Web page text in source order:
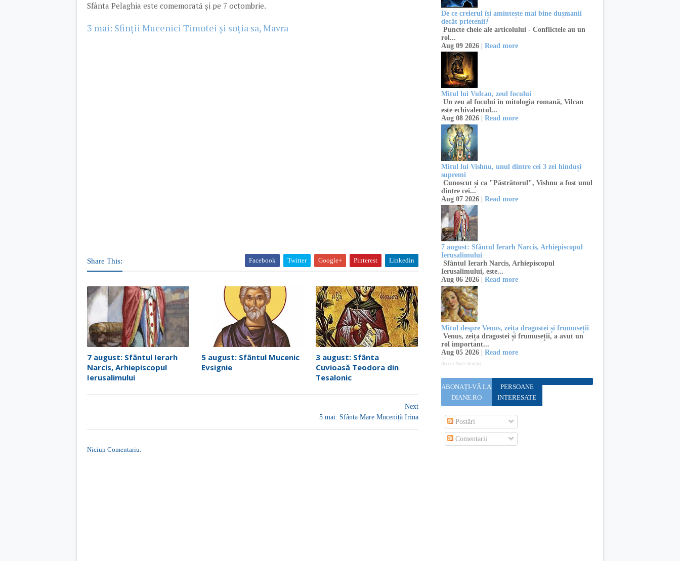
Sfânta Pelaghia este comemorată și pe 7 octombrie.
3 mai: Sfinții Mucenici Timotei și soția sa, Mavra
Share This: Facebook Twitter Google+ Pinterest Linkedin
7 august: Sfântul Ierarh
Narcis, Arhiepiscopul
Ierusalimului
5 august: Sfântul Mucenic
Evsignie
3 august: Sfânta
Cuvioasă Teodora din
Tesalonic
Next
5 mai: Sfânta Mare Muceniță Irina
Niciun Comentariu:
De ce creierul își amintește mai bine dușmanii
decât prietenii?
Puncte cheie ale articolului - Conflictele au un
rol...
Aug 09 2026 | Read more
Mitul lui Vulcan, zeul focului
Un zeu al focului în mitologia romană, Vilcan
este echivalentul...
Aug 08 2026 | Read more
Mitul lui Vishnu, unul dintre cei 3 zei hinduși
supremi
Cunoscut și ca "Păstrătorul", Vishnu a fost unul
dintre cei...
Aug 07 2026 | Read more
7 august: Sfântul Ierarh Narcis, Arhiepiscopul
Ierusalimului
Sfântul Ierarh Narcis, Arhiepiscopul
Ierusalimului, este...
Aug 06 2026 | Read more
Mitul despre Venus, zeița dragostei și frumuseții
Venus, zeița dragostei și frumuseții, a avut un
rol important...
Aug 05 2026 | Read more
Recent Posts Widget
ABONAȚI-VĂ LA
DIANE.RO
PERSOANE
INTERESATE
Postări
Comentarii